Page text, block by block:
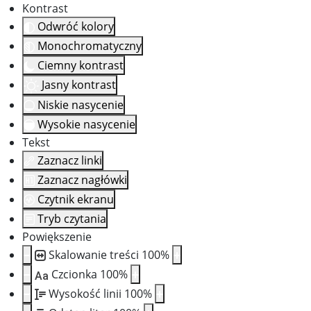
Kontrast
Odwróć kolory
Monochromatyczny
Ciemny kontrast
Jasny kontrast
Niskie nasycenie
Wysokie nasycenie
Tekst
Zaznacz linki
Zaznacz nagłówki
Czytnik ekranu
Tryb czytania
Powiększenie
Skalowanie treści 100%
Aa Czcionka 100%
Wysokość linii 100%